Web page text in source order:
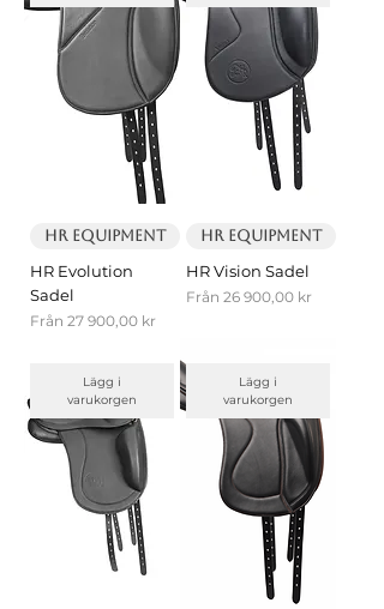
HR Equipment
HR Evolution
Sadel
Från 27 900,00 kr
Reapris
HR Equipment
HR Vision Sadel
Från 26 900,00 kr
Reapris
Lägg i
varukorgen
Lägg i
varukorgen